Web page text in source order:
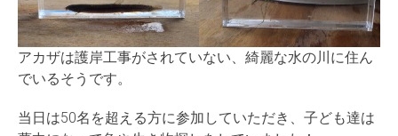
アカザは護岸工事がされていない、綺麗な水の川に住ん
でいるそうです。
当日は50名を超える方に参加していただき、子ども達は